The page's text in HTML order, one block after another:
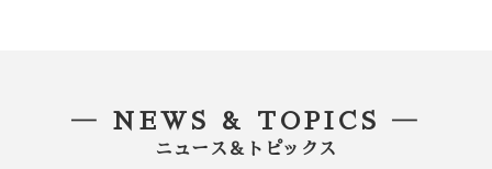
― NEWS & TOPICS ―
ニュース＆トピックス